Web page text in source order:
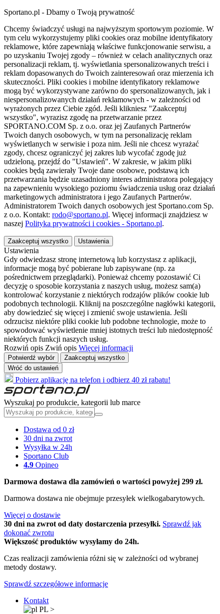
Sportano.pl - Dbamy o Twoją prywatność
Chcemy świadczyć usługi na najwyższym sportowym poziomie. W
tym celu wykorzystujemy pliki cookies oraz mobilne identyfikatory
reklamowe, które zapewniają właściwe funkcjonowanie serwisu, a
po uzyskaniu Twojej zgody – również w celach analitycznych oraz
personalizacji reklam, tj. wyświetlania spersonalizowanych treści i
reklam dopasowanych do Twoich zainteresowań oraz mierzenia ich
skuteczności. Pliki cookies i mobilne identyfikatory reklamowe
mogą być wykorzystywane zarówno do spersonalizowanych, jak i
niespersonalizowanych działań reklamowych - w zależności od
wyrażonych przez Ciebie zgód. Jeśli klikniesz "Zaakceptuj
wszystko", wyrazisz zgodę na przetwarzanie przez
SPORTANO.COM Sp. z o.o. oraz jej Zaufanych Partnerów
Twoich danych osobowych, w tym na personalizację reklam
wyświetlanych w serwisie i poza nim. Jeśli nie chcesz wyrażać
zgody, chcesz ograniczyć jej zakres lub wycofać zgodę już
udzieloną, przejdź do "Ustawień". W zakresie, w jakim pliki
cookies będą zawierały Twoje dane osobowe, podstawą ich
przetwarzania będzie uzasadniony interes administratora polegający
na zapewnieniu wysokiego poziomu świadczenia usług oraz działań
marketingowych administratora i jego Zaufanych Partnerów.
Administratorem Twoich danych osobowych jest Sportano.com Sp.
z o.o. Kontakt: rodo@sportano.pl. Więcej informacji znajdziesz w
naszej Polityka prywatności i cookies - Sportano.pl.
Zaakceptuj wszystko Ustawienia
Ustawienia
Gdy odwiedzasz stronę internetową lub korzystasz z aplikacji,
informacje mogą być pobierane lub zapisywane (np. za
pośrednictwem przeglądarki). Ponieważ chcemy pozostawić Ci
decyzję o sposobie korzystania z naszych usług, możesz sam(a)
kontrolować korzystanie z niektórych rodzajów plików cookie lub
podobnych technologii. Kliknij na poszczególne nagłówki kategorii,
aby dowiedzieć się więcej i zmienić swoje ustawienia. Jeśli
odrzucisz niektóre pliki cookie lub podobne technologie, może to
spowodować wyświetlenie mniej istotnych treści lub niedostępność
niektórych funkcji naszych usług.
Rozwiń opis Zwiń opis Więcej informacji
Potwierdź wybór
Zaakceptuj wszystko
Wróć do ustawień
Pobierz aplikację na telefon i odbierz 40 zł rabatu!
Wyszukaj po produkcie, kategorii lub marce
Dostawa od 0 zł
30 dni na zwrot
Wysyłka w 24h
Sportano Club
4.9 Opineo
Darmowa dostawa dla zamówień o wartości powyżej 299 zł.
Darmowa dostawa nie obejmuje przesyłek wielkogabarytowych.
Więcej o dostawie
30 dni na zwrot od daty dostarczenia przesyłki. Sprawdź jak
dokonać zwrotu
Większość produktów wysyłamy do 24h.
Czas realizacji zamówienia różni się w zależności od wybranej
metody dostawy.
Sprawdź szczegółowe informacje
Kontakt
PL >